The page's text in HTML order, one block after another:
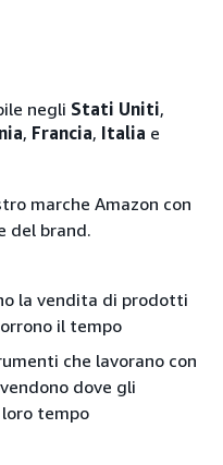
negli Stati Uniti,
, Francia, Italia e
marche Amazon con
del brand.
la vendita di prodotti
il tempo
che lavorano con
dove gli
tempo